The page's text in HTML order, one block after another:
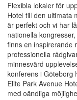
Flexibla lokaler för
Hotel till den ultimata
är perfekt och vi har
nationella
finns en inspirerande
professionella
minnesvärd
konferens i Göteborg
Elite Park Avenue
med oändliga